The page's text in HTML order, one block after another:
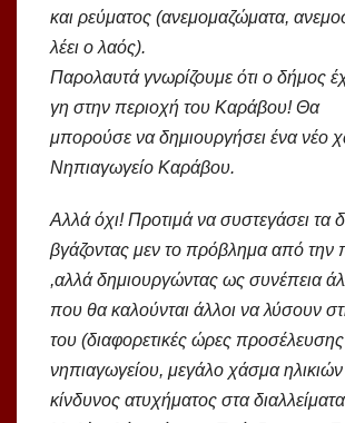
και ρεύματος (ανεμομαζώματα,
λέει ο λαός).
Παρολαυτά γνωρίζουμε ότι ο δήμος
γη στην περιοχή του Καράβου! Θα
μπορούσε να δημιουργήσει ένα νέο
Νηπιαγωγείο Καράβου.
Αλλά όχι! Προτιμά να συστεγάσει τα
βγάζοντας μεν το πρόβλημα από την
,αλλά δημιουργώντας ως συνέπεια
που θα καλούνται άλλοι να λύσουν
του (διαφορετικές ώρες
νηπιαγωγείου, μεγάλο χάσμα ηλικιών
κίνδυνος ατυχήματος στα